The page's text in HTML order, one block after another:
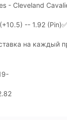
- Cleveland
-- 1.92
на каждый